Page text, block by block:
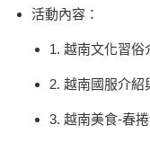
活動內容：
1. 越南文化習俗
2. 越南國服介紹
3. 越南美食-春